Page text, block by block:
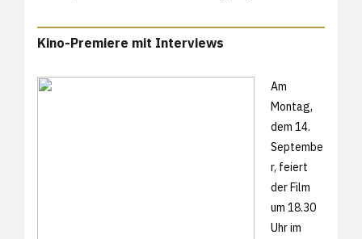
Kino-Premiere mit Interviews
Am
Montag,
dem 14.
Septembe
r, feiert
der Film
um 18.30
Uhr im